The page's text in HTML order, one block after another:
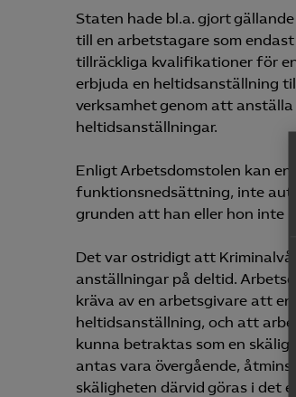
Staten hade bl.a. gjort
till en arbetstagare som
tillräckliga kvalifikationer för
erbjuda en heltidsanställning
verksamhet genom att
heltidsanställningar.
Enligt Arbetsdomstolen kan
funktionsnedsättning, inte
grunden att han eller hon inte
Det var ostridigt att
anställningar på deltid.
kräva av en arbetsgivare att
heltidsanställning, och att
kunna betraktas som en
antas vara övergående,
skäligheten därvid göras i det